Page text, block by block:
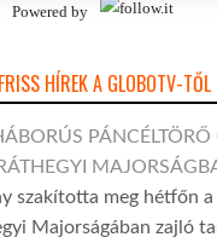
Powered by
FRISS HÍREK A GLOBOTV-TŐL
PÁNCÉLTÖRŐ
szakította meg hétfőn
Majorságában zajló